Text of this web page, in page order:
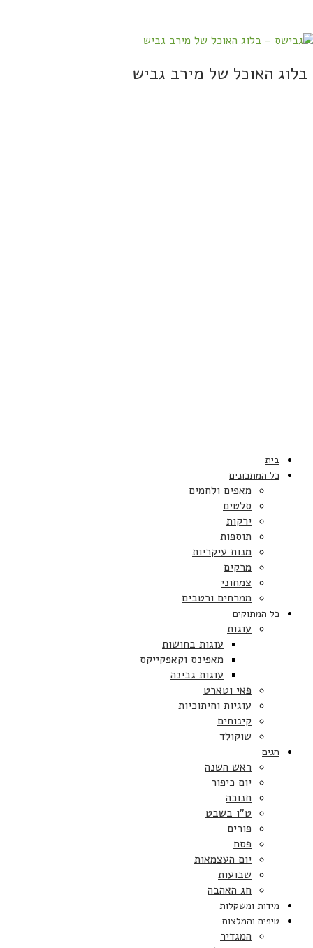
בלוג האוכל של מירב גביש
בית
כל המתכונים
מאפים ולחמים
סלטים
ירקות
תוספות
מנות עיקריות
מרקים
צמחוני
ממרחים ורטבים
כל המתוקים
עוגות
עוגות בחושות
מאפינס וקאפקייקס
עוגות גבינה
פאי וטארט
עוגיות וחיתוכיות
קינוחים
שוקולד
חגים
ראש השנה
יום כיפור
חנוכה
ט”ו בשבט
פורים
פסח
יום העצמאות
שבועות
חג האהבה
מידות ומשקלות
טיפים והמלצות
המגדיר